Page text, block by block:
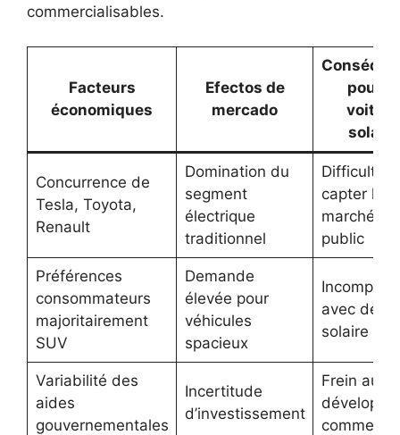
commercialisables.
Facteurs
économiques
Efectos de
mercado
pour
Concurrence de
Tesla, Toyota,
Renault
Domination du
segment
électrique
traditionnel
Difficulté à
capter le
marché
public
Préférences
consommateurs
majoritairement
SUV
Demande
élevée pour
véhicules
spacieux
avec
solaire
Variabilité des
aides
gouvernementales
Incertitude
d’investissement
Frein au